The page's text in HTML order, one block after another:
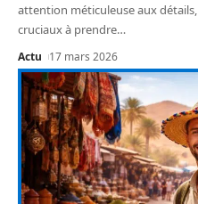
attention méticuleuse aux
cruciaux à prendre…
Actu 17 mars 2026